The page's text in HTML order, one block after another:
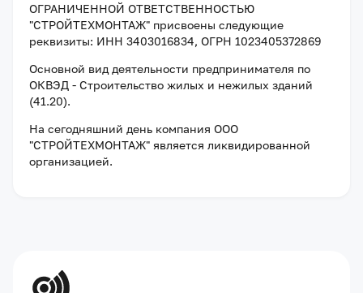
ОГРАНИЧЕННОЙ ОТВЕТСТВЕННОСТЬЮ
"СТРОЙТЕХМОНТАЖ" присвоены следующие
реквизиты: ИНН 3403016834, ОГРН 1023405372869
Основной вид деятельности предпринимателя по
ОКВЭД - Строительство жилых и нежилых зданий
(41.20).
На сегодняшний день компания ООО
"СТРОЙТЕХМОНТАЖ" является ликвидированной
организацией.